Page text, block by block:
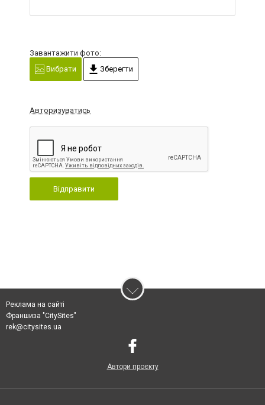
Завантажити фото:
Вибрати
Зберегти
Авторизуватись
Відправити
Реклама на сайті
Франшиза "CitySites"
rek@citysites.ua
Автори проєкту